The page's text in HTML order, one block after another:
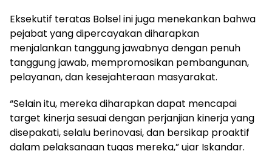
Eksekutif teratas Bolsel ini juga menekankan bahwa
pejabat yang dipercayakan diharapkan
menjalankan tanggung jawabnya dengan penuh
tanggung jawab, mempromosikan pembangunan,
pelayanan, dan kesejahteraan masyarakat.
“Selain itu, mereka diharapkan dapat mencapai
target kinerja sesuai dengan perjanjian kinerja yang
disepakati, selalu berinovasi, dan bersikap proaktif
dalam pelaksanaan tugas mereka,” ujar Iskandar.